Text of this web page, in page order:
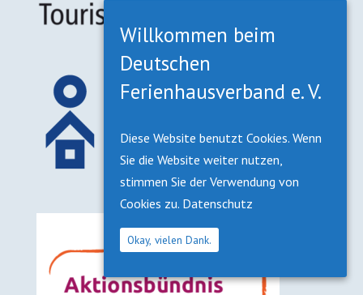
Willkommen beim
Deutschen
Ferienhausverband e. V.
Diese Website benutzt Cookies. Wenn
Sie die Website weiter nutzen,
stimmen Sie der Verwendung von
Cookies zu. Datenschutz
Okay, vielen Dank.